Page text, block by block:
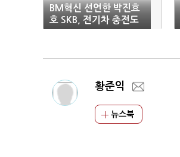
BM혁신 선언한 박진효
호 SKB, 전기차 충전도
철수
황준익
뉴스북